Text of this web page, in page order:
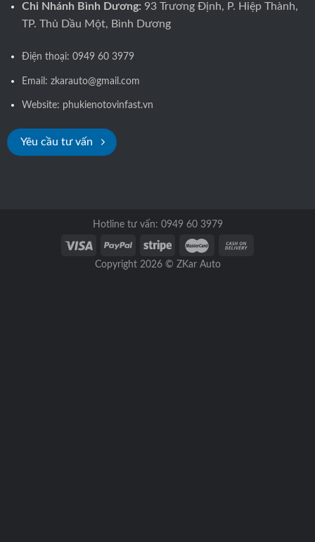
Chi Nhánh Bình Dương: 93 Trương Định, P. Hiệp Thành,
TP. Thủ Dầu Một, Bình Dương
Điện thoại: 0949 60 3979
Email: zkarauto@gmail.com
Website: phukienotovinfast.vn
Yêu cầu tư vấn
Hotline tư vấn: 0949 60 3979
Copyright 2026 © ZKar Auto